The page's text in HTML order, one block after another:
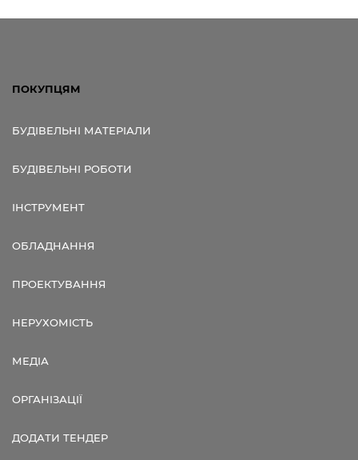
ПОКУПЦЯМ
БУДІВЕЛЬНІ МАТЕРІАЛИ
БУДІВЕЛЬНІ РОБОТИ
ІНСТРУМЕНТ
ОБЛАДНАННЯ
ПРОЕКТУВАННЯ
НЕРУХОМІСТЬ
МЕДІА
ОРГАНІЗАЦІЇ
ДОДАТИ ТЕНДЕР